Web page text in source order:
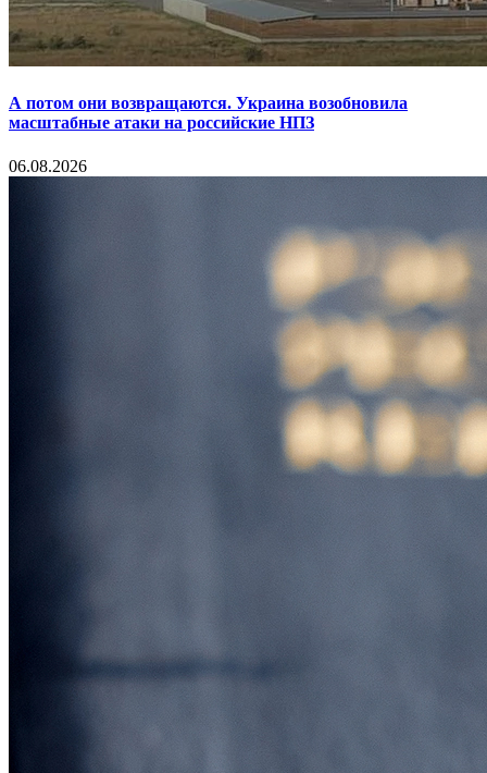
А потом они возвращаются. Украина возобновила
масштабные атаки на российские НПЗ
06.08.2026